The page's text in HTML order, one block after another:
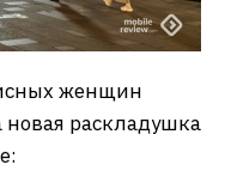
женщин
новая раскладушка